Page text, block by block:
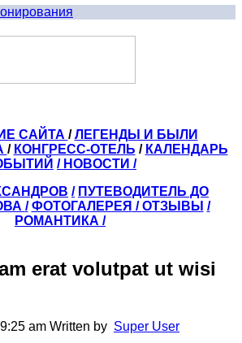
САЙТА /ЛЕГЕНДЫ И БЫЛИ
/ КОНГРЕСС-ОТЕЛЬ / КАЛЕНДАРЬ
/ НОВОСТИ /
/ ПУТЕВОДИТЕЛЬ ДО
/ ФОТОГАЛЕРЕЯ /ОТЗЫВЫ /
РОМАНТИКА /
erat volutpat ut wisi
am Written by Super User